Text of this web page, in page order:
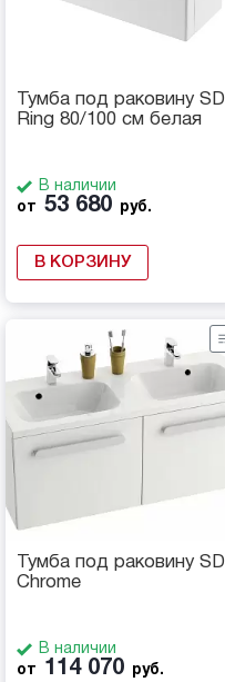
Тумба под раковину SD
Ring 80/100 см белая
В наличии
от
53 680 руб.
В КОРЗИНУ
Тумба под раковину SD
Chrome
В наличии
от
114 070 руб.